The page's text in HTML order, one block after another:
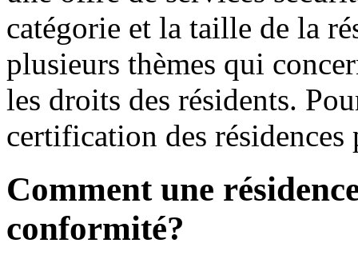
catégorie et la taille de la
plusieurs thèmes qui
les droits des résidents.
certification des
Comment une
conformité?